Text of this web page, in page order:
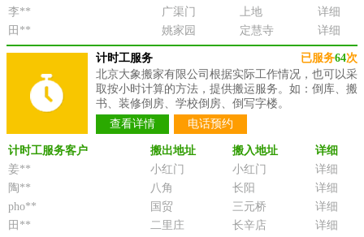
李**
广渠门 上地
详细
田**
姚家园 定慧寺 详细
已服务64次
计时工服务
北京大象搬家有限公司根据实际工作情况，也可以采
取按小时计算的方法，提供搬运服务。如：倒库、搬
书、装修倒房、学校倒房、倒写字楼。
查看详情
电话预约
计时工服务客户 搬出地址 搬入地址
详细
姜**
小红门 小红门
详细
陶**
八角 长阳
详细
pho**
国贸 三元桥
详细
田**
二里庄 长辛店
详细